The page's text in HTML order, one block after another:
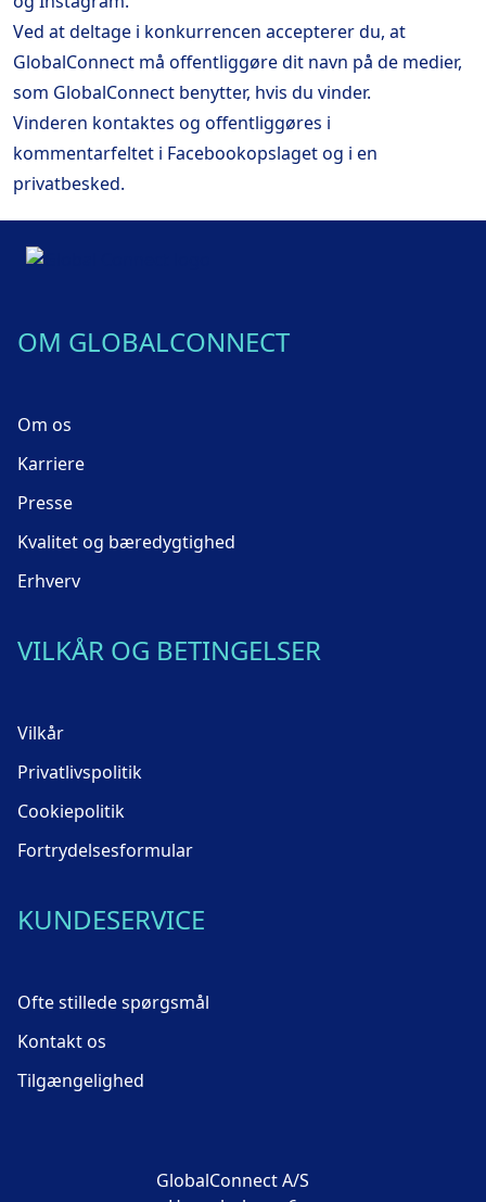
Ved at deltage i konkurrencen accepterer du, at
GlobalConnect må offentliggøre dit navn på de medier,
som GlobalConnect benytter, hvis du vinder.
Vinderen kontaktes og offentliggøres i
kommentarfeltet i Facebookopslaget og i en
privatbesked.
GlobalConnect A/S
OM GLOBALCONNECT
Om os
Karriere
Presse
Kvalitet og bæredygtighed
Erhverv
VILKÅR OG BETINGELSER
Vilkår
Privatlivspolitik
Cookiepolitik
Fortrydelsesformular
KUNDESERVICE
Ofte stillede spørgsmål
Kontakt os
Tilgængelighed